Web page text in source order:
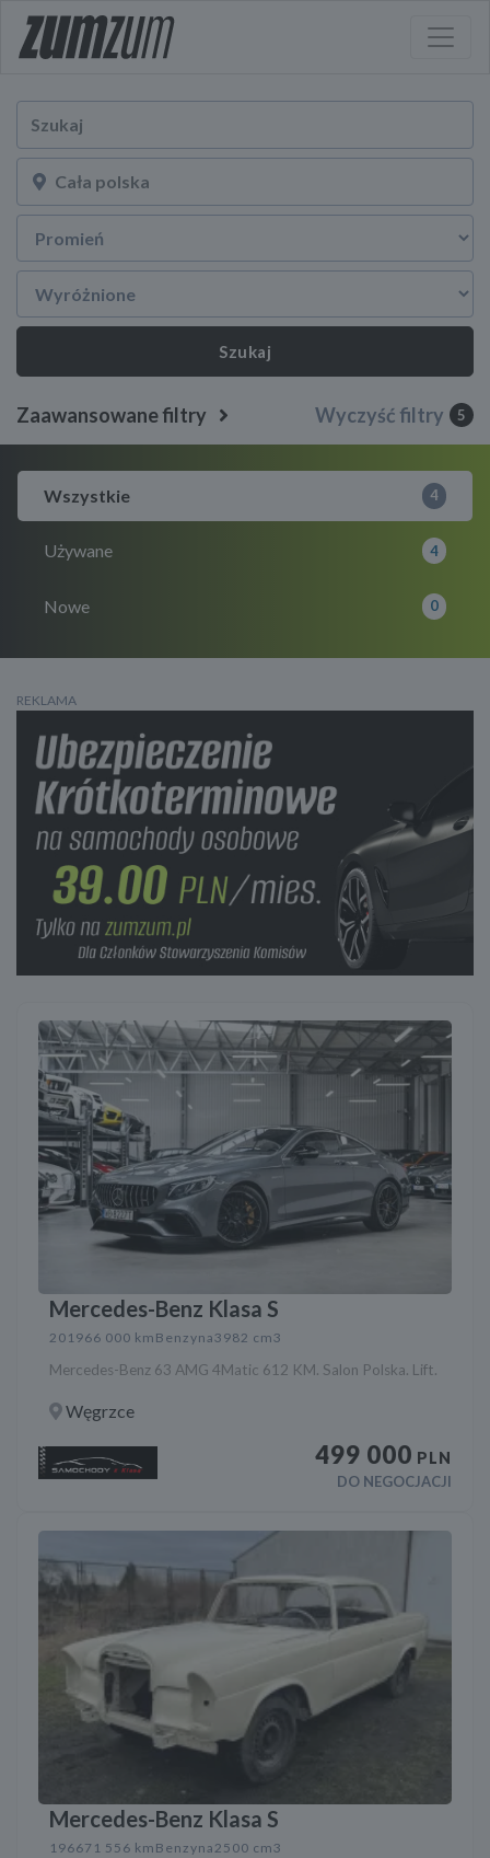
Szukaj
Zaawansowane filtry Wyczyść filtry 5
Wszystkie 4
Używane 4
Nowe 0
REKLAMA
Mercedes-Benz Klasa S
201966 000 km Benzyna3982 cm3
Mercedes-Benz 63 AMG 4Matic 612 KM. Salon Polska. Lift.
Węgrzce
499 000 PLN
DO NEGOCJACJI
Mercedes-Benz Klasa S
196671 556 km Benzyna2500 cm3